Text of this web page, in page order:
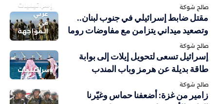
صالح شوكة
إسرائيليات
عربي
في
المواجهة
مقتل ضابط إسرائيلي في جنوب لبنان..
وتصعيد ميداني يتزامن مع مفاوضات روما
صالح شوكة
إسرائيليات
إسرائيل تسعى لتحويل إيلات إلى بوابة
طاقة بديلة عن هرمز وباب المندب
صالح شوكة
زامير من غزة: أضعفنا حماس وغيّرنا